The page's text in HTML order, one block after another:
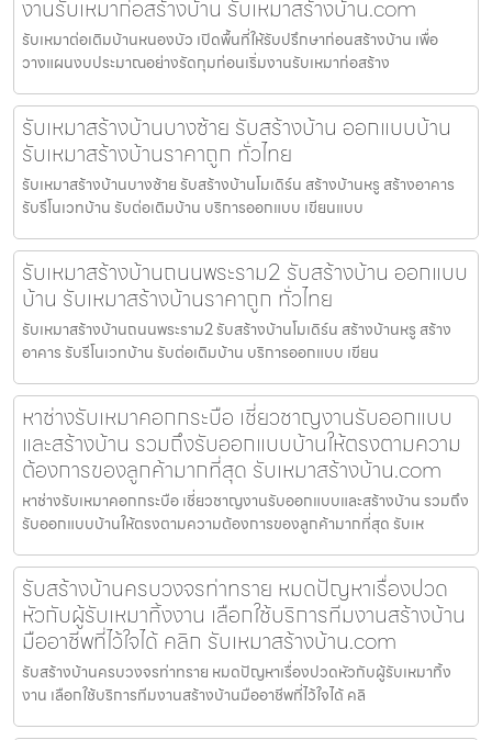
งานรับเหมาก่อสร้างบ้าน รับเหมาสร้างบ้าน.com
รับเหมาต่อเติมบ้านหนองบัว เปิดพื้นที่ให้รับปรึกษาก่อนสร้างบ้าน เพื่อ
วางแผนงบประมาณอย่างรัดกุมก่อนเริ่มงานรับเหมาก่อสร้าง
รับเหมาสร้างบ้านบางซ้าย รับสร้างบ้าน ออกแบบบ้าน
รับเหมาสร้างบ้านราคาถูก ทั่วไทย
รับเหมาสร้างบ้านบางซ้าย รับสร้างบ้านโมเดิร์น สร้างบ้านหรู สร้างอาคาร
รับรีโนเวทบ้าน รับต่อเติมบ้าน บริการออกแบบ เขียนแบบ
รับเหมาสร้างบ้านถนนพระราม2 รับสร้างบ้าน ออกแบบ
บ้าน รับเหมาสร้างบ้านราคาถูก ทั่วไทย
รับเหมาสร้างบ้านถนนพระราม2 รับสร้างบ้านโมเดิร์น สร้างบ้านหรู สร้าง
อาคาร รับรีโนเวทบ้าน รับต่อเติมบ้าน บริการออกแบบ เขียน
หาช่างรับเหมาคอกกระบือ เชี่ยวชาญงานรับออกแบบ
และสร้างบ้าน รวมถึงรับออกแบบบ้านให้ตรงตามความ
ต้องการของลูกค้ามากที่สุด รับเหมาสร้างบ้าน.com
หาช่างรับเหมาคอกกระบือ เชี่ยวชาญงานรับออกแบบและสร้างบ้าน รวมถึง
รับออกแบบบ้านให้ตรงตามความต้องการของลูกค้ามากที่สุด รับเห
รับสร้างบ้านครบวงจรท่าทราย หมดปัญหาเรื่องปวด
หัวกับผู้รับเหมาทิ้งงาน เลือกใช้บริการทีมงานสร้างบ้าน
มืออาชีพที่ไว้ใจได้ คลิก รับเหมาสร้างบ้าน.com
รับสร้างบ้านครบวงจรท่าทราย หมดปัญหาเรื่องปวดหัวกับผู้รับเหมาทิ้ง
งาน เลือกใช้บริการทีมงานสร้างบ้านมืออาชีพที่ไว้ใจได้ คลิ